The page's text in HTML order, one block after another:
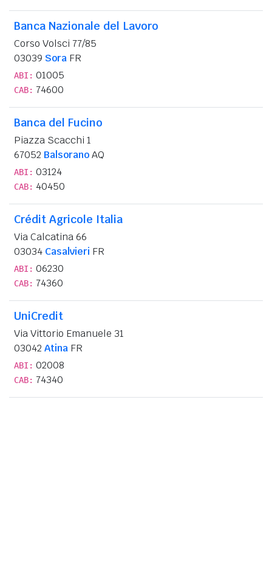
Banca Nazionale del Lavoro
Corso Volsci 77/85
03039 Sora FR
ABI: 01005
CAB: 74600
Banca del Fucino
Piazza Scacchi 1
67052 BalsoranoAQ
ABI: 03124
CAB: 40450
Crédit Agricole Italia
Via Calcatina 66
03034 Casalvieri FR
ABI: 06230
CAB: 74360
UniCredit
Via Vittorio Emanuele 31
03042 Atina FR
ABI: 02008
CAB: 74340